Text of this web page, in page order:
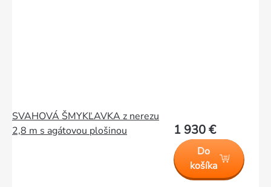
SVAHOVÁ ŠMYKĽAVKA z nerezu
2,8 m s agátovou plošinou
1 930 €
Do
košíka